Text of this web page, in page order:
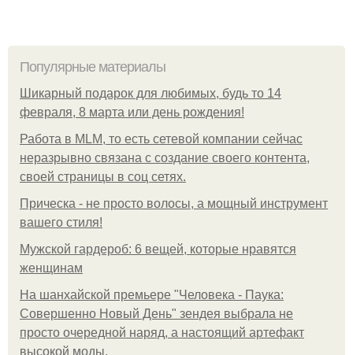
Популярные материалы
Шикарный подарок для любимых, будь то 14
февраля, 8 марта или день рождения!
Работа в MLM, то есть сетевой компании сейчас
неразрывно связана с создание своего контента,
своей страницы в соц сетях.
Прическа - не просто волосы, а мощный инструмент
вашего стиля!
Мужской гардероб: 6 вещей, которые нравятся
женщинам
На шанхайской премьере "Человека - Паука:
Совершенно Новый День" зендея выбрала не
просто очередной наряд, а настоящий артефакт
высокой моды.